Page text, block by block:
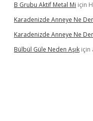
B Grubu Aktif Metal Mi için
Karadenizde Anneye Ne
Karadenizde Anneye Ne
Bülbül Güle Neden Aşık için